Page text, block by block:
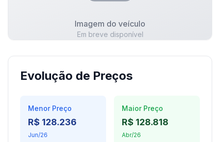
Imagem do veículo
Em breve disponível
Evolução de Preços
Menor Preço
R$ 128.236
Jun/26
Maior Preço
R$ 128.818
Abr/26